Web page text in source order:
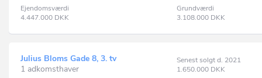
Ejendomsværdi
4.447.000 DKK
Grundværdi
3.108.000 DKK
Julius Bloms Gade 8, 3. tv
1 adkomsthaver
Senest solgt d. 2021
1.650.000 DKK